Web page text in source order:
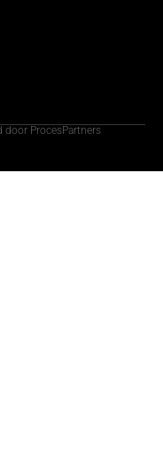
door ProcesPartners